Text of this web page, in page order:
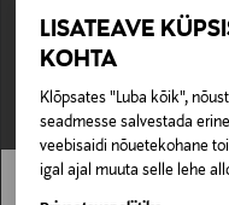
LISATEAVE
KOHTA
Klõpsates "Luba kõik",
seadmesse salvestada
veebisaidi nõuetekohane
igal ajal muuta selle lehe